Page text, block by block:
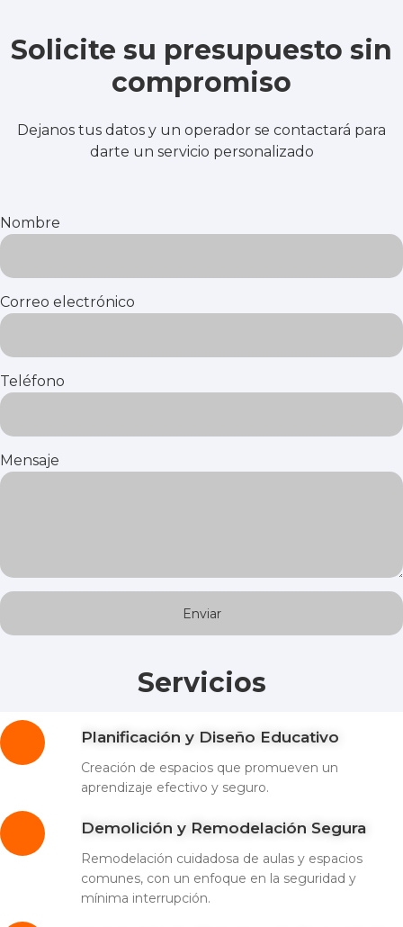
Solicite su presupuesto sin
compromiso
Dejanos tus datos y un operador se contactará para
darte un servicio personalizado
Nombre
Correo electrónico
Teléfono
Mensaje
Servicios
Planificación y Diseño Educativo
Creación de espacios que promueven un
aprendizaje efectivo y seguro.
Demolición y Remodelación Segura
Remodelación cuidadosa de aulas y espacios
comunes, con un enfoque en la seguridad y
mínima interrupción.